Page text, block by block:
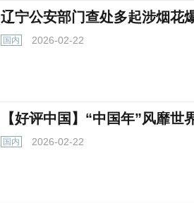
辽宁公安部门查处多起涉烟花
国内 2026-02-22
【好评中国】“中国年”风靡世
国内 2026-02-22